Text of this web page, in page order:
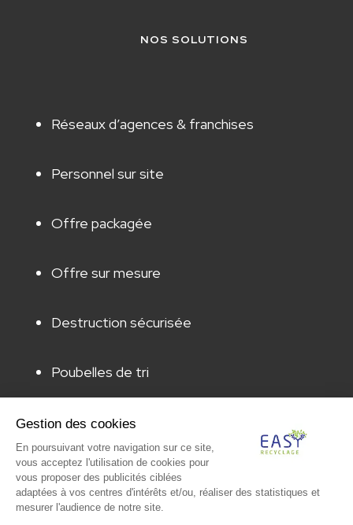
NOS SOLUTIONS
Réseaux d’agences & franchises
Personnel sur site
Offre packagée
Offre sur mesure
Destruction sécurisée
Poubelles de tri
Animation & sensibilisation
Audit & caractérisation
Gestion des cookies
En poursuivant votre navigation sur ce site,
vous acceptez l'utilisation de cookies pour
vous proposer des publicités ciblées
adaptées à vos centres d'intérêts et/ou, réaliser des statistiques et
mesurer l'audience de notre site.